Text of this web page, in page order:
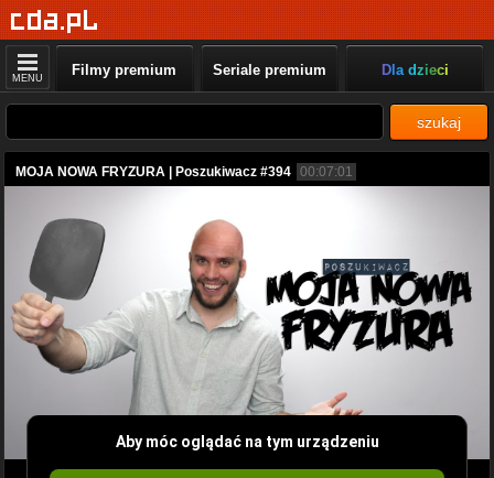
MENU Filmy premium Seriale premium Dla dzieci
szukaj
MOJA NOWA FRYZURA | Poszukiwacz #394 00:07:01
Aby móc oglądać na tym urządzeniu